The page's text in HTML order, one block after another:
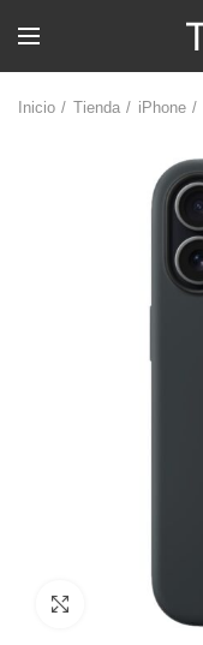
Inicio Tienda iPhone
Click to enlarge